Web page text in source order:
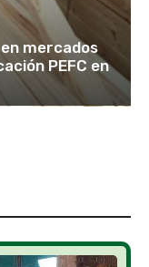
mercados
PEFC en